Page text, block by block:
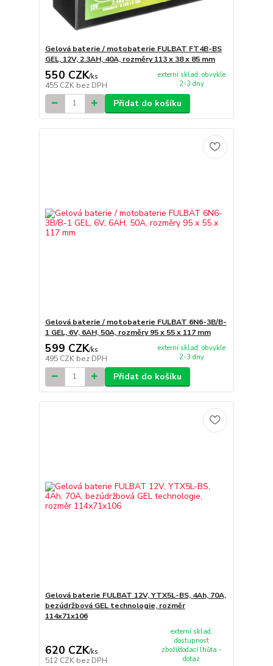
Gelová baterie / motobaterie FULBAT FT4B-BS
GEL, 12V, 2.3AH, 40A, rozměry 113 x 38 x 85 mm
550 CZK/ks
455 CZK bez DPH
externí sklad, obvykle
2-3 dny
Přidat do košíku
Gelová baterie / motobaterie FULBAT 6N6-3B/B-
1 GEL, 6V, 6AH, 50A, rozměry 95 x 55 x 117 mm
599 CZK/ks
495 CZK bez DPH
externí sklad, obvykle
2-3 dny
Přidat do košíku
Gelová baterie FULBAT 12V, YTX5L-BS, 4Ah, 70A,
bezúdržbová GEL technologie, rozměr
114x71x106
620 CZK/ks
512 CZK bez DPH
externí sklad,
dostupnost
zboží/dodací lhůta -
dotaz